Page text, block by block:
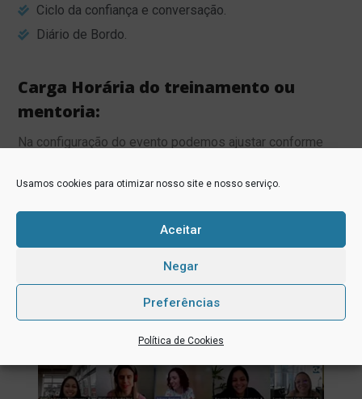
Usamos cookies para otimizar nosso site e nosso serviço.
Aceitar
Negar
Preferências
Política de Cookies
Ciclo da confiança e conversação.
Diário de Bordo.
Carga Horária do treinamento ou
mentoria:
Na configuração do evento podemos ajustar conforme
“Eu não ensino, apenas suscito
ocasiões favoráveis a mudanças.”